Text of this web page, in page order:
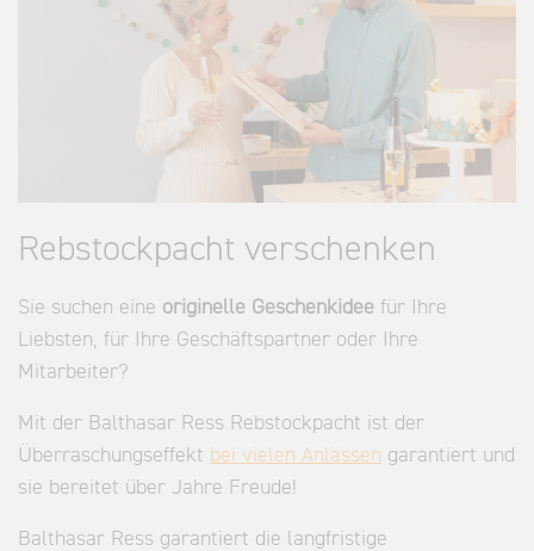
Rebstockpacht verschenken
Sie suchen eine originelle Geschenkidee für Ihre
Liebsten, für Ihre Geschäftspartner oder Ihre
Mitarbeiter?
Mit der Balthasar Ress Rebstockpacht ist der
Überraschungseffekt bei vielen Anlässen garantiert und
sie bereitet über Jahre Freude!
Balthasar Ress garantiert die langfristige